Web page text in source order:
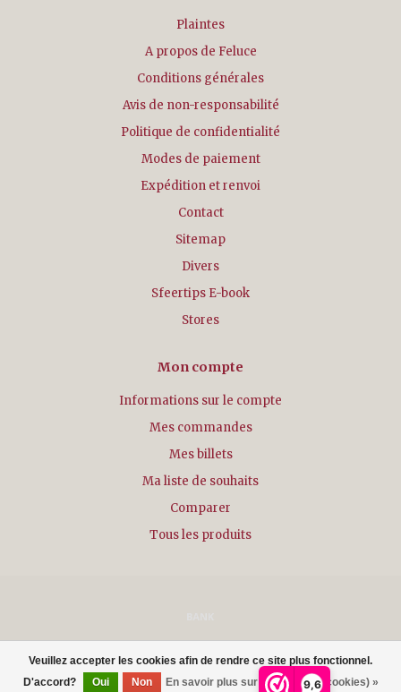
9,6
Veuillez accepter les cookies afin de rendre ce site plus fonctionnel.
D'accord?
Oui Non En savoir plus sur les témoins (cookies) »
Plaintes
A propos de Feluce
Conditions générales
Avis de non-responsabilité
Politique de confidentialité
Modes de paiement
Expédition et renvoi
Contact
Sitemap
Divers
Sfeertips E-book
Stores
Mon compte
Informations sur le compte
Mes commandes
Mes billets
Ma liste de souhaits
Comparer
Tous les produits
© Copyright 2026 - Powered byLightspeed- Theme byDyvelopment